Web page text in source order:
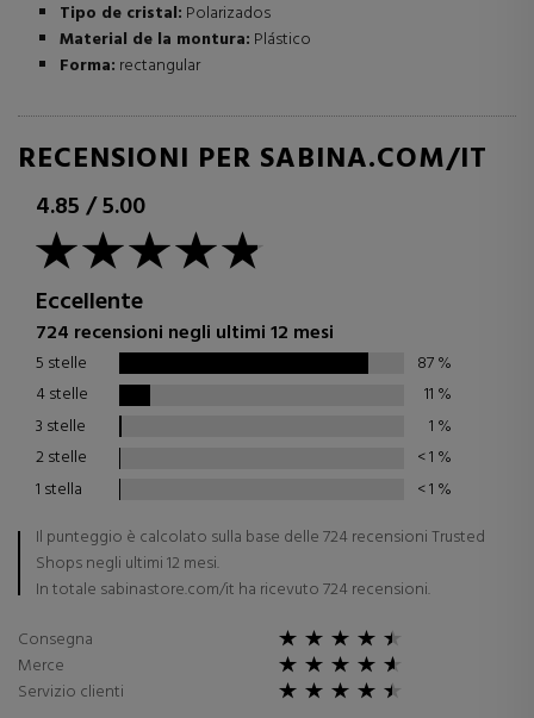
Tipo de cristal: Polarizados
Material de la montura: Plástico
Forma: rectangular
RECENSIONI PER SABINA.COM/IT
4.85/5.00
Eccellente
724 recensioni negli ultimi 12 mesi
5 stelle 87%
4 stelle
11 %
3 stelle
1 %
2 stelle
< 1 %
1 stella
< 1 %
Il punteggio è calcolato sulla base delle 724 recensioni Trusted
Shops negli ultimi 12 mesi.
In totale sabinastore.com/it ha ricevuto 724 recensioni.
Consegna
Merce
Servizio clienti